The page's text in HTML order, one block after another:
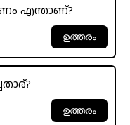
എന്താണ്?